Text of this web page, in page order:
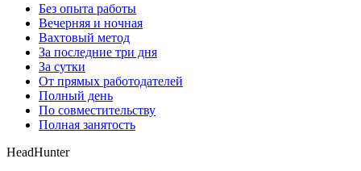
Без опыта работы
Вечерняя и ночная
Вахтовый метод
За последние три дня
За сутки
От прямых работодателей
Полный день
По совместительству
Полная занятость
HeadHunter